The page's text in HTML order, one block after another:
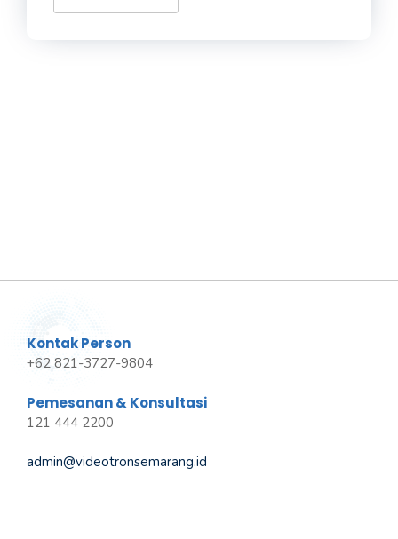
Kontak Person
+62 821-3727-9804
Pemesanan & Konsultasi
121 444 2200
admin@videotronsemarang.id